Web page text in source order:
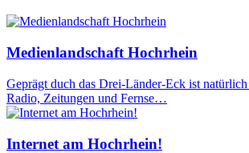
Medienlandschaft Hochrhein
Geprägt duch das Drei-Länder-Eck ist
Radio, Zeitungen und Fernse…
Internet am Hochrhein!